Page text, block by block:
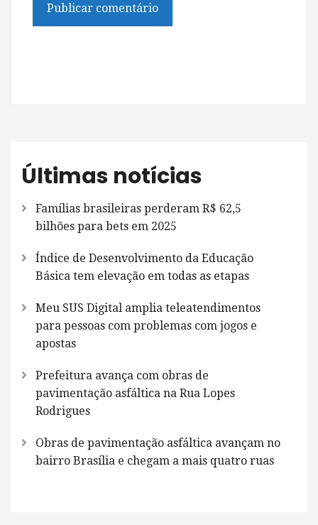
Últimas notícias
Famílias brasileiras perderam R$ 62,5
bilhões para bets em 2025
Índice de Desenvolvimento da Educação
Básica tem elevação em todas as etapas
Meu SUS Digital amplia teleatendimentos
para pessoas com problemas com jogos e
apostas
Prefeitura avança com obras de
pavimentação asfáltica na Rua Lopes
Rodrigues
Obras de pavimentação asfáltica avançam no
bairro Brasília e chegam a mais quatro ruas